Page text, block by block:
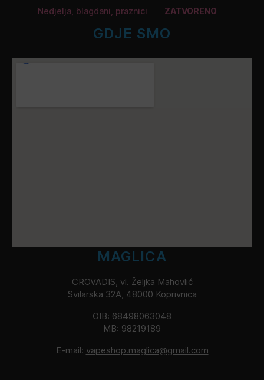
Nedjelja, blagdani, praznici ZATVORENO
GDJE SMO
MAGLICA
CROVADIS, vl. Željka Mahovlić
Svilarska 32A, 48000 Koprivnica
OIB: 68498063048
MB: 98219189
E-mail: vapeshop.maglica@gmail.com